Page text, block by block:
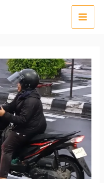
Main